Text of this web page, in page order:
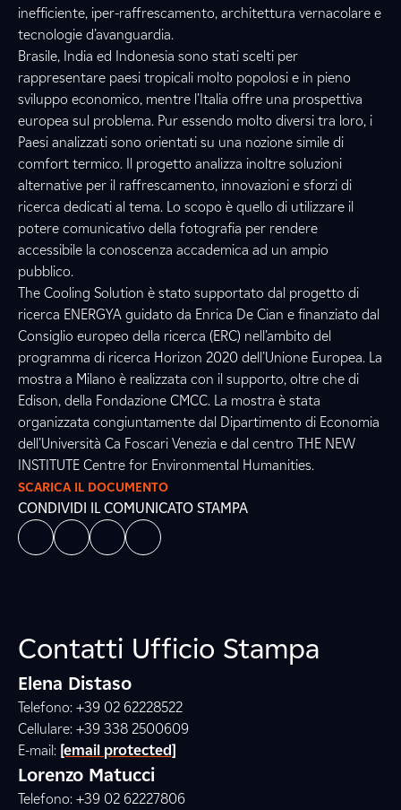
inefficiente, iper-raffrescamento, architettura vernacolare e
tecnologie d’avanguardia.
Brasile, India ed Indonesia sono stati scelti per
rappresentare paesi tropicali molto popolosi e in pieno
sviluppo economico, mentre l’Italia offre una prospettiva
europea sul problema. Pur essendo molto diversi tra loro, i
Paesi analizzati sono orientati su una nozione simile di
comfort termico. Il progetto analizza inoltre soluzioni
alternative per il raffrescamento, innovazioni e sforzi di
ricerca dedicati al tema. Lo scopo è quello di utilizzare il
potere comunicativo della fotografia per rendere
accessibile la conoscenza accademica ad un ampio
pubblico.
The Cooling Solution è stato supportato dal progetto di
ricerca ENERGYA guidato da Enrica De Cian e finanziato dal
Consiglio europeo della ricerca (ERC) nell’ambito del
programma di ricerca Horizon 2020 dell’Unione Europea. La
mostra a Milano è realizzata con il supporto, oltre che di
Edison, della Fondazione CMCC. La mostra è stata
organizzata congiuntamente dal Dipartimento di Economia
dell’Università Ca Foscari Venezia e dal centro THE NEW
INSTITUTE Centre for Environmental Humanities.
SCARICA IL DOCUMENTO
CONDIVIDI IL COMUNICATO STAMPA
Contatti Ufficio Stampa
Elena Distaso
Telefono: +39 02 62228522
Cellulare: +39 338 2500609
E-mail: [email protected]
Lorenzo Matucci
Telefono: +39 02 62227806